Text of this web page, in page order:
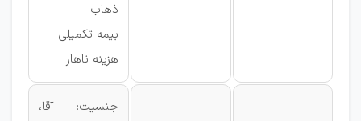
ذهاب
بیمه تکمیلی
هزینه ناهار
جنسیت: آقا،